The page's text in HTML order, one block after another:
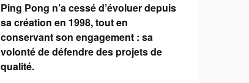
Ping Pong n’a cessé d’évoluer depuis
sa création en 1998, tout en
conservant son engagement : sa
volonté de défendre des projets de
qualité.